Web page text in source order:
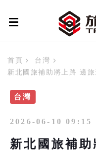
首頁
台灣
新北國旅補助將上路 邊
台灣
2026-06-10 09:15
新北國旅補